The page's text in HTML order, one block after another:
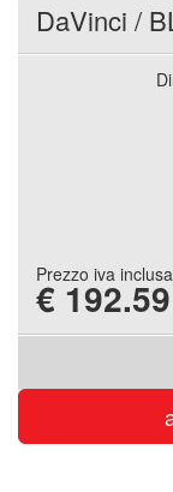
DaVinci /
Prezzo iva inclusa
€ 192.59